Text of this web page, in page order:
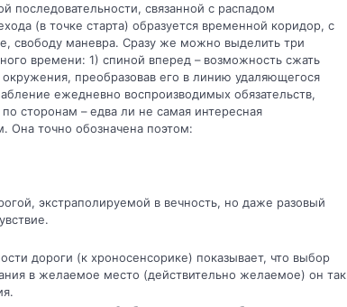
последовательности, связанной с распадом
(в точке старта) об­разуется временной коридор, с
сво­боду маневра. Сразу же можно выделить три
времени: 1) спиной вперед – возможность сжать
преоб­разовав его в линию удаляющегося
ежедневно воспроизводимых обязательств,
сторонам – едва ли не самая ин­тересная
Она точно обозначена по­этом:
экстраполируемой в вечность, но даже разовый
дороги (к хроносенсорике) пока­зывает, что выбор
в желаемое место (действительно желаемое) он так